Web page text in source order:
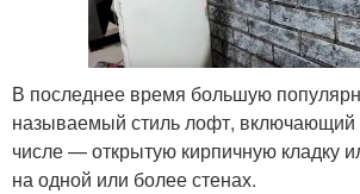
В последнее время большую
называемый стиль лофт, включающий
числе — открытую кирпичную кладку
на одной или более стенах.